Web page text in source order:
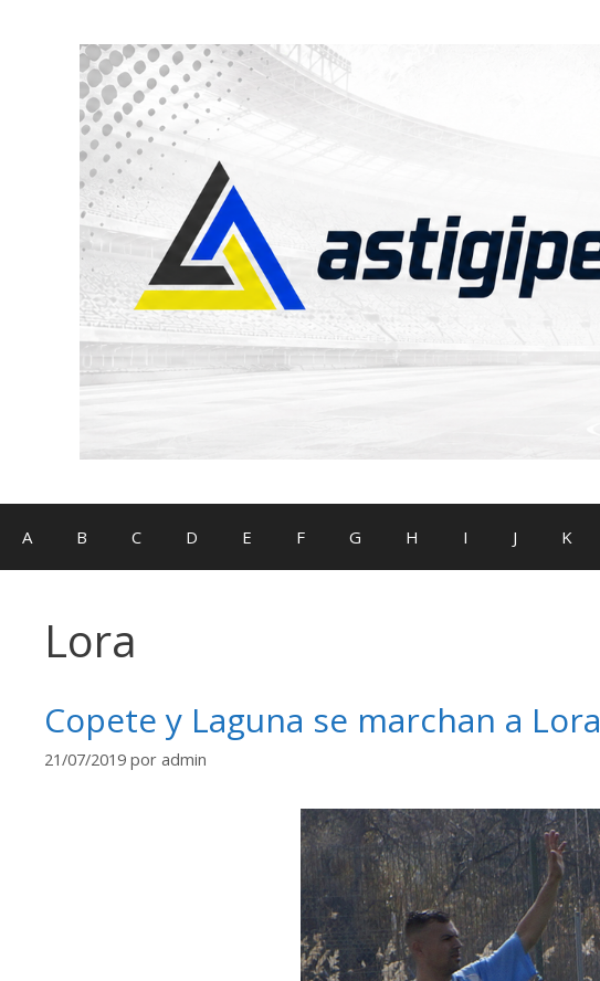
A B C D E F G H I J K
Lora
Copete y Laguna se marchan a Lora
21/07/2019 por admin